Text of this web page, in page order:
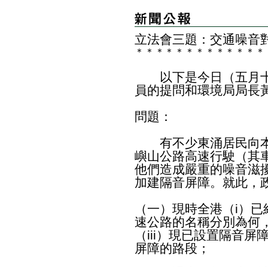
立法會三題：交通噪音
＊ ＊ ＊ ＊ ＊ ＊ ＊ ＊ ＊ ＊ ＊ ＊ ＊
以下是今日（五月十
員的提問和環境局局長
問題：
有不少東涌居民向本
嶼山公路高速行駛（其
他們造成嚴重的噪音滋
加建隔音屏障。就此，
（一）現時全港（i）
速公路的名稱分別為何
（iii）現已設置隔音屏
屏障的路段；